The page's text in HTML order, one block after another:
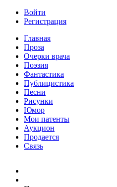
Войти
Регистрация
Главная
Проза
Очерки врача
Поэзия
Фантастика
Публицистика
Песни
Рисунки
Юмор
Мои патенты
Аукцион
Продается
Связь